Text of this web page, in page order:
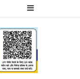
Sidebar